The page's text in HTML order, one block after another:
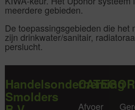
meerdere gebieden.
De toepassingsgebieden die het
zijn drinkwater/sanitair,
perslucht.
Handelsonderneming
Smolders
Afvoer